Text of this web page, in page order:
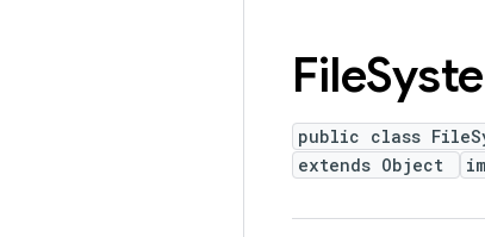
File
public class
extends Object